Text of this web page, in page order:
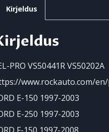
Kirjeldus
PRO VS50441R VS50202A
www.rockauto.com/
E-150 1997-2003
E-250 1997-2003